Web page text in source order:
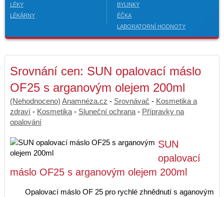
LÉKY
LÉKÁRNY
BYLINKY
ÉČKA
LABORATORNÍ HODNOTY
Srovnání cen: SUN opalovací máslo
OF25 s arganovým olejem 200ml
(Nehodnoceno) Anamnéza.cz - Srovnávač - Kosmetika a
zdraví - Kosmetika - Sluneční ochrana - Přípravky na
opalování
SUN
opalovací
máslo OF25 s arganovým olejem 200ml
Opalovací máslo OF 25 pro rychlé zhnědnutí s aganovým